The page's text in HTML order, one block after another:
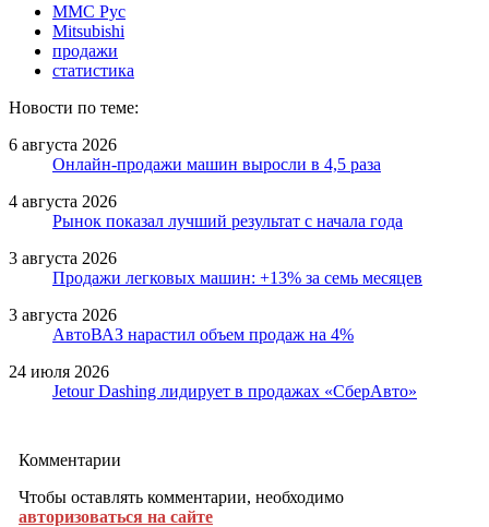
ММС Рус
Mitsubishi
продажи
статистика
Новости по теме:
6 августа 2026
Онлайн-продажи машин выросли в 4,5 раза
4 августа 2026
Рынок показал лучший результат с начала года
3 августа 2026
Продажи легковых машин: +13% за семь месяцев
3 августа 2026
АвтоВАЗ нарастил объем продаж на 4%
24 июля 2026
Jetour Dashing лидирует в продажах «СберАвто»
Комментарии
Чтобы оставлять комментарии, необходимо
авторизоваться на сайте